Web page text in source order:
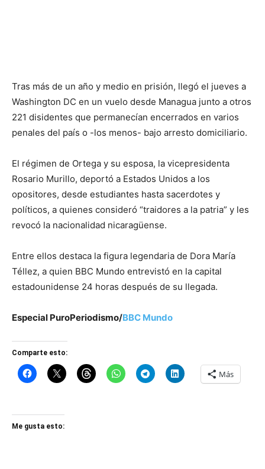
Tras más de un año y medio en prisión, llegó el jueves a
Washington DC en un vuelo desde Managua junto a otros
221 disidentes que permanecían encerrados en varios
penales del país o -los menos- bajo arresto domiciliario.
El régimen de Ortega y su esposa, la vicepresidenta
Rosario Murillo, deportó a Estados Unidos a los
opositores, desde estudiantes hasta sacerdotes y
políticos, a quienes consideró “traidores a la patria” y les
revocó la nacionalidad nicaragüense.
Entre ellos destaca la figura legendaria de Dora María
Téllez, a quien BBC Mundo entrevistó en la capital
estadounidense 24 horas después de su llegada.
Especial PuroPeriodismo/BBC Mundo
Comparte esto:
Más
Me gusta esto: